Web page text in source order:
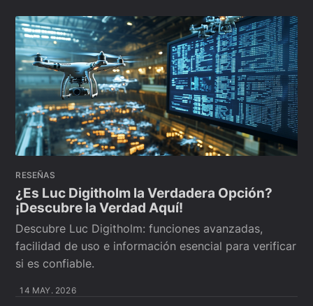
RESEÑAS
¿Es Luc Digitholm la Verdadera Opción?
¡Descubre la Verdad Aquí!
Descubre Luc Digitholm: funciones avanzadas,
facilidad de uso e información esencial para verificar
si es confiable.
14 MAY. 2026